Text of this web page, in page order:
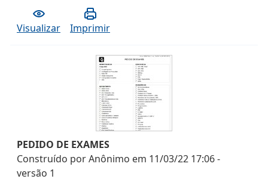
Visualizar Imprimir
PEDIDO DE EXAMES
Construído porAnônimo em 11/03/22 17:06-
versão 1